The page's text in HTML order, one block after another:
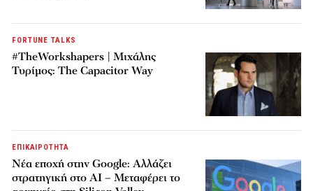
FORTUNE TALKS
#TheWorkshapers | Μιχάλης
Τυρίμος: The Capacitor Way
ΕΠΙΚΑΙΡΟΤΗΤΑ
Νέα εποχή στην Google: Αλλάζει
στρατηγική στο AI – Μεταφέρει το